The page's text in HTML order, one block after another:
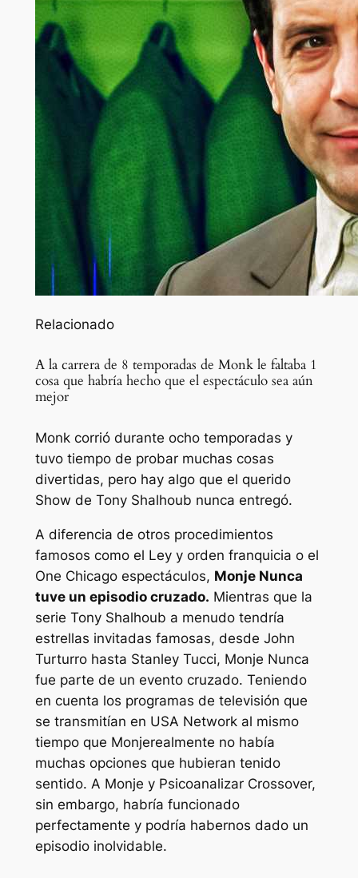
Relacionado
A la carrera de 8 temporadas de Monk le faltaba 1
cosa que habría hecho que el espectáculo sea aún
mejor
Monk corrió durante ocho temporadas y
tuvo tiempo de probar muchas cosas
divertidas, pero hay algo que el querido
Show de Tony Shalhoub nunca entregó.
A diferencia de otros procedimientos
famosos como el Ley y orden franquicia o el
One Chicagoespectáculos, MonjeNunca
tuve un episodio cruzado. Mientras que la
serie Tony Shalhoub a menudo tendría
estrellas invitadas famosas, desde John
Turturro hasta Stanley Tucci, Monje Nunca
fue parte de un evento cruzado. Teniendo
en cuenta los programas de televisión que
se transmitían en USA Network al mismo
tiempo que Monjerealmente no había
muchas opciones que hubieran tenido
sentido. A Monje y PsicoanalizarCrossover,
sin embargo, habría funcionado
perfectamente y podría habernos dado un
episodio inolvidable.